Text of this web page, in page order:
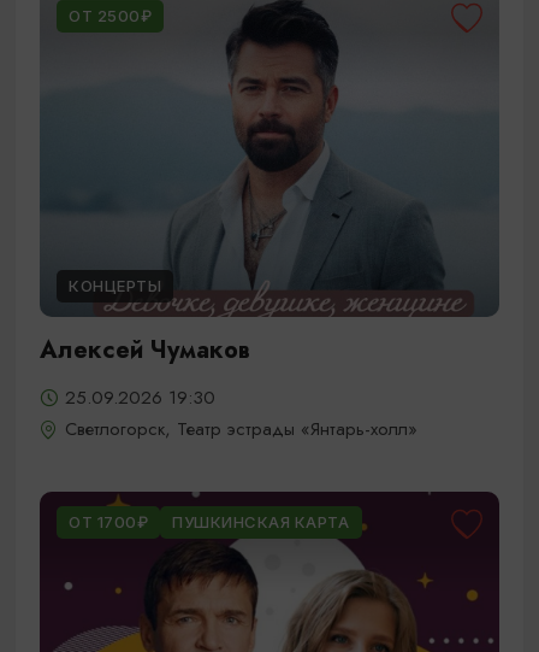
ОТ 2500₽
КОНЦЕРТЫ
Алексей Чумаков
25.09.2026 19:30
Светлогорск, Театр эстрады «Янтарь-холл»
ОТ 1700₽ ПУШКИНСКАЯ КАРТА